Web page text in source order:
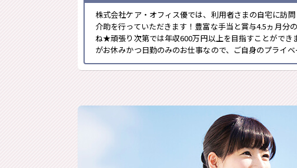
株式会社ケア・オフィス優では、利用者さまの自宅に訪
介助を行っていただきます！豊富な手当と賞与4.5ヵ月分
ね★頑張り次第では年収600万円以上を目指すことができ
がお休みかつ日勤のみのお仕事なので、ご自身のプライベ